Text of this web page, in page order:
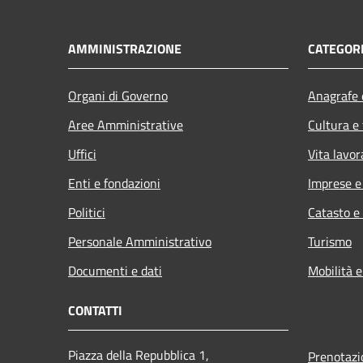
AMMINISTRAZIONE
Organi di Governo
Aree Amministrative
Uffici
Enti e fondazioni
Politici
Personale Amministrativo
Documenti e dati
Cultura
Vita
Imprese
Catasto
Turismo
Mobilità
CONTATTI
Piazza della Repubblica 1,